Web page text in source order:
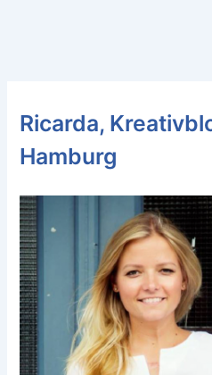
Ricarda,
Hamburg